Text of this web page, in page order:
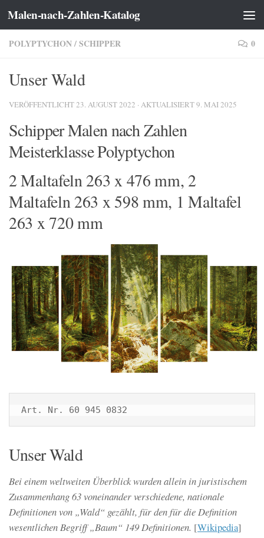
Zum Inhalt springen
Malen-nach-Zahlen-Katalog
POLYPTYCHON/SCHIPPER 0
Unser Wald
VERÖFFENTLICHT23. AUGUST 2022 · AKTUALISIERT9. MAI 2025
Schipper Malen nach Zahlen
Meisterklasse Polyptychon
2 Maltafeln 263 x 476 mm, 2
Maltafeln 263 x 598 mm, 1 Maltafel
263 x 720 mm
Art. Nr. 60 945 0832
Unser Wald
Bei einem weltweiten Überblick wurden allein in juristischem
Zusammenhang 63 voneinander verschiedene, nationale
Definitionen von „Wald“ gezählt, für den für die Definition
wesentlichen Begriff „Baum“ 149 Definitionen. [Wikipedia]